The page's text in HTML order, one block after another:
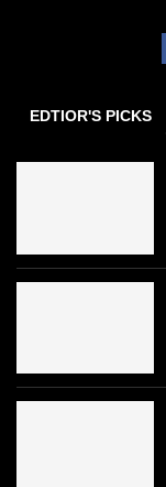
EDTIOR'S PICKS